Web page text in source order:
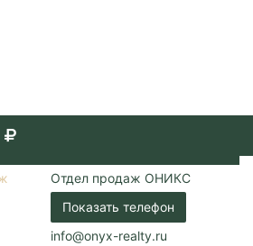
Отдел продаж ОНИКС
Показать телефон
info@onyx-realty.ru